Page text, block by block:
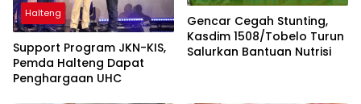
Halteng
Support Program JKN-KIS,
Pemda Halteng Dapat
Penghargaan UHC
Gencar Cegah Stunting,
Kasdim 1508/Tobelo Turun
Salurkan Bantuan Nutrisi